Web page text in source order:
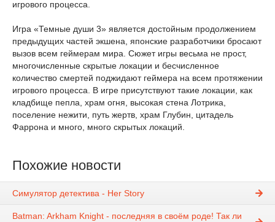
игрового процесса.
Игра «Темные души 3» является достойным продолжением
предыдущих частей экшена, японские разработчики бросают
вызов всем геймерам мира. Сюжет игры весьма не прост,
многочисленные скрытые локации и бесчисленное
количество смертей поджидают геймера на всем протяжении
игрового процесса. В игре присутствуют такие локации, как
кладбище пепла, храм огня, высокая стена Лотрика,
поселение нежити, путь жертв, храм Глубин, цитадель
Фаррона и много, много скрытых локаций.
Похожие новости
Симулятор детектива - Her Story
Batman: Arkham Knight - последняя в своём роде! Так ли